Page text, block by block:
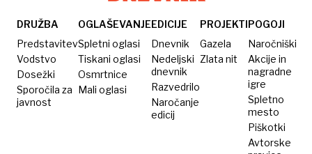
zdaj pa
poroka
z
moškim
DRUŽBA
Predstavitev
Vodstvo
Dosežki
Sporočila za
javnost
OGLAŠEVANJE
Spletni oglasi
Tiskani oglasi
Osmrtnice
Mali oglasi
EDICIJE
Dnevnik
Nedeljski
dnevnik
Razvedrilo
Naročanje
edicij
PROJEKTI
Gazela
Zlata nit
POGOJI
Naročniški
Akcije in
nagradne
igre
Spletno
mesto
Piškotki
Avtorske